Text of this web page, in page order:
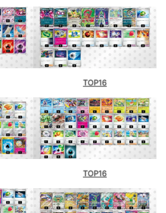
TOP16
TOP16